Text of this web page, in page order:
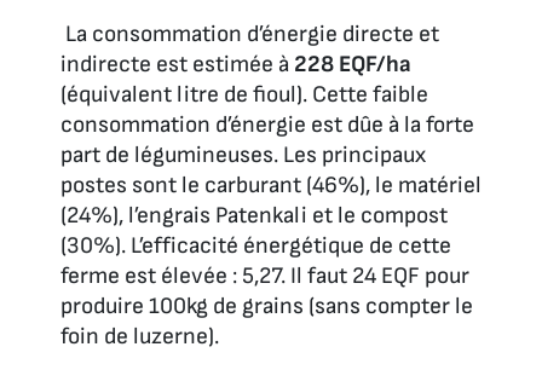
La consommation d’énergie directe et
indirecte est estimée à 228 EQF/ha
(équivalent litre de fioul). Cette faible
consommation d’énergie est dûe à la forte
part de légumineuses. Les principaux
postes sont le carburant (46%), le matériel
(24%), l’engrais Patenkali et le compost
(30%). L’efficacité énergétique de cette
ferme est élevée : 5,27. Il faut 24 EQF pour
produire 100kg de grains (sans compter le
foin de luzerne).